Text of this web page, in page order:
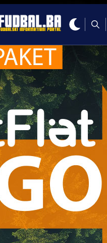
izabranicima